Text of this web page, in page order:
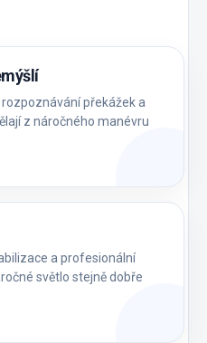
překážek a
z náročného manévru
a profesionální
světlo stejně dobře